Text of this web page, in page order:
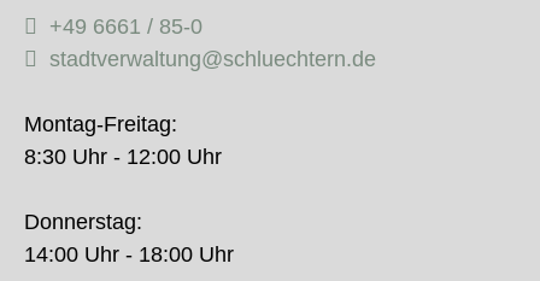
+49 6661 / 85-0
stadtverwaltung@schluechtern.de
Montag-Freitag:
8:30 Uhr - 12:00 Uhr
Donnerstag:
14:00 Uhr - 18:00 Uhr